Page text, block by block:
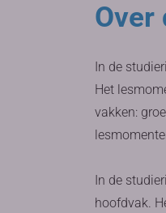
Over
In de
Het
vakken:
In de
hoofdvak.